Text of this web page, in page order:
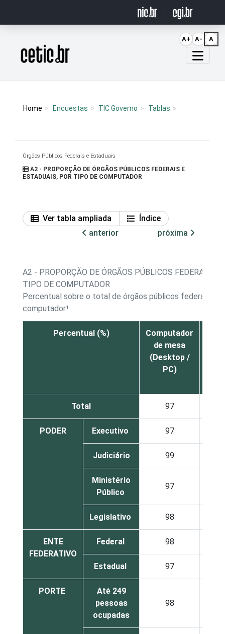
Página inicial
Home Encuestas TIC Governo Tablas
Órgãos Públicos Federais e Estaduais
A2 - PROPORÇÃO DE ÓRGÃOS PÚBLICOS FEDERAIS E
ESTADUAIS, POR TIPO DE COMPUTADOR
Ver tabla ampliada
Índice
anterior
próxima
A2 - PROPORÇÃO DE ÓRGÃOS PÚBLICOS FEDERAIS E
TIPO DE COMPUTADOR
Percentual sobre o total de órgãos públicos federais e
computador¹
Percentual (%)
Computador
de mesa
(Desktop /
PC)
Total 97
PODER Executivo 97
Judiciário 99
Ministério
Público
97
Legislativo 98
ENTE
FEDERATIVO
Federal 98
Estadual 97
PORTE
Até 249
pessoas
ocupadas
98
A+ A- A